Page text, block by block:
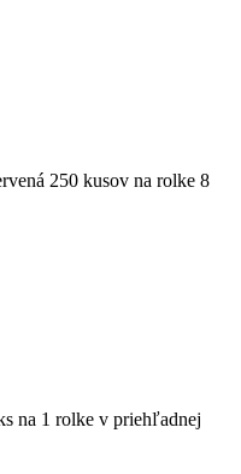
250 kusov na rolke 8
na 1 rolke v priehľadnej